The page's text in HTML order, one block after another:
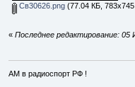
Св30626.png(77.04 КБ,
« Последнее редактирование: 05
АМ в радиоспорт РФ !